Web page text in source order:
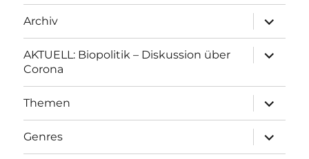
Archiv
anzeigen
AKTUELL: Biopolitik – Diskussion über
Corona
anzeigen
Themen
anzeigen
Genres
anzeigen